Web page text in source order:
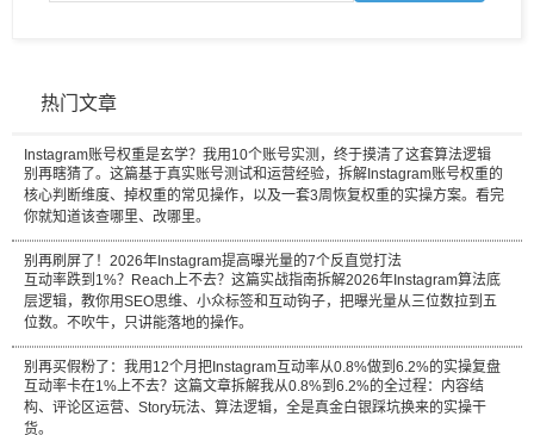
热门文章
Instagram账号权重是玄学？我用10个账号实测，终于摸清了这套算法逻辑
别再瞎猜了。这篇基于真实账号测试和运营经验，拆解Instagram账号权重的
核心判断维度、掉权重的常见操作，以及一套3周恢复权重的实操方案。看完
你就知道该查哪里、改哪里。
别再刷屏了！2026年Instagram提高曝光量的7个反直觉打法
互动率跌到1%？Reach上不去？这篇实战指南拆解2026年Instagram算法底
层逻辑，教你用SEO思维、小众标签和互动钩子，把曝光量从三位数拉到五
位数。不吹牛，只讲能落地的操作。
别再买假粉了：我用12个月把Instagram互动率从0.8%做到6.2%的实操复盘
互动率卡在1%上不去？这篇文章拆解我从0.8%到6.2%的全过程：内容结
构、评论区运营、Story玩法、算法逻辑，全是真金白银踩坑换来的实操干
货。